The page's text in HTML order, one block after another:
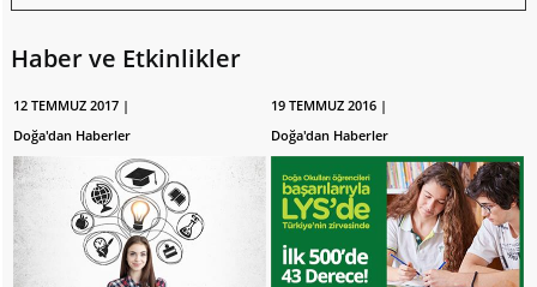
Haber ve Etkinlikler
12 TEMMUZ 2017 |
Doğa'dan Haberler
19 TEMMUZ 2016 |
Doğa'dan Haberler